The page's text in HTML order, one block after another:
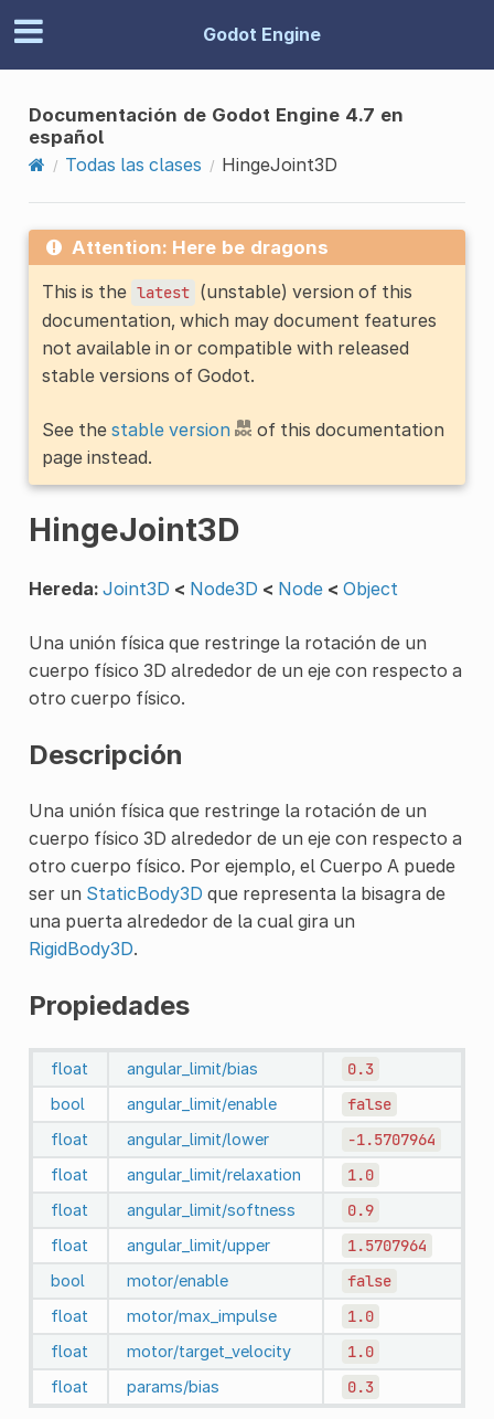
Godot Engine
Documentación de Godot Engine 4.7 en
español
Todas las clases
HingeJoint3D
Attention: Here be dragons
This is the latest (unstable) version of this
documentation, which may document features
not available in or compatible with released
stable versions of Godot.
See the stable version
of this documentation
page instead.
HingeJoint3D
Hereda: Joint3D < Node3D < Node < Object
Una unión física que restringe la rotación de un
cuerpo físico 3D alrededor de un eje con respecto a
otro cuerpo físico.
Descripción
Una unión física que restringe la rotación de un
cuerpo físico 3D alrededor de un eje con respecto a
otro cuerpo físico. Por ejemplo, el Cuerpo A puede
ser un StaticBody3D que representa la bisagra de
una puerta alrededor de la cual gira un
RigidBody3D.
Propiedades
float angular_limit/bias 0.3
bool angular_limit/enable false
float angular_limit/lower -1.5707964
float angular_limit/relaxation 1.0
float angular_limit/softness 0.9
float angular_limit/upper 1.5707964
bool motor/enable false
float motor/max_impulse 1.0
float motor/target_velocity 1.0
float params/bias 0.3